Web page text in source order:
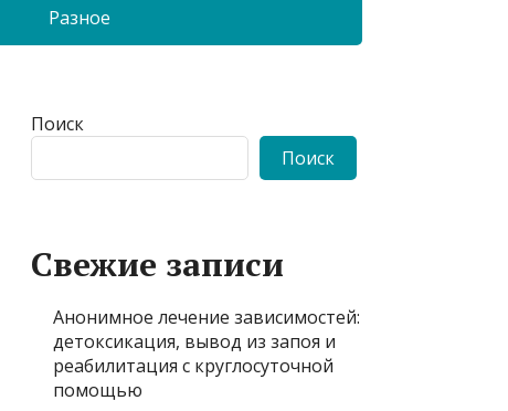
Разное
Поиск
Поиск
Свежие записи
Анонимное лечение зависимостей:
детоксикация, вывод из запоя и
реабилитация с круглосуточной
помощью